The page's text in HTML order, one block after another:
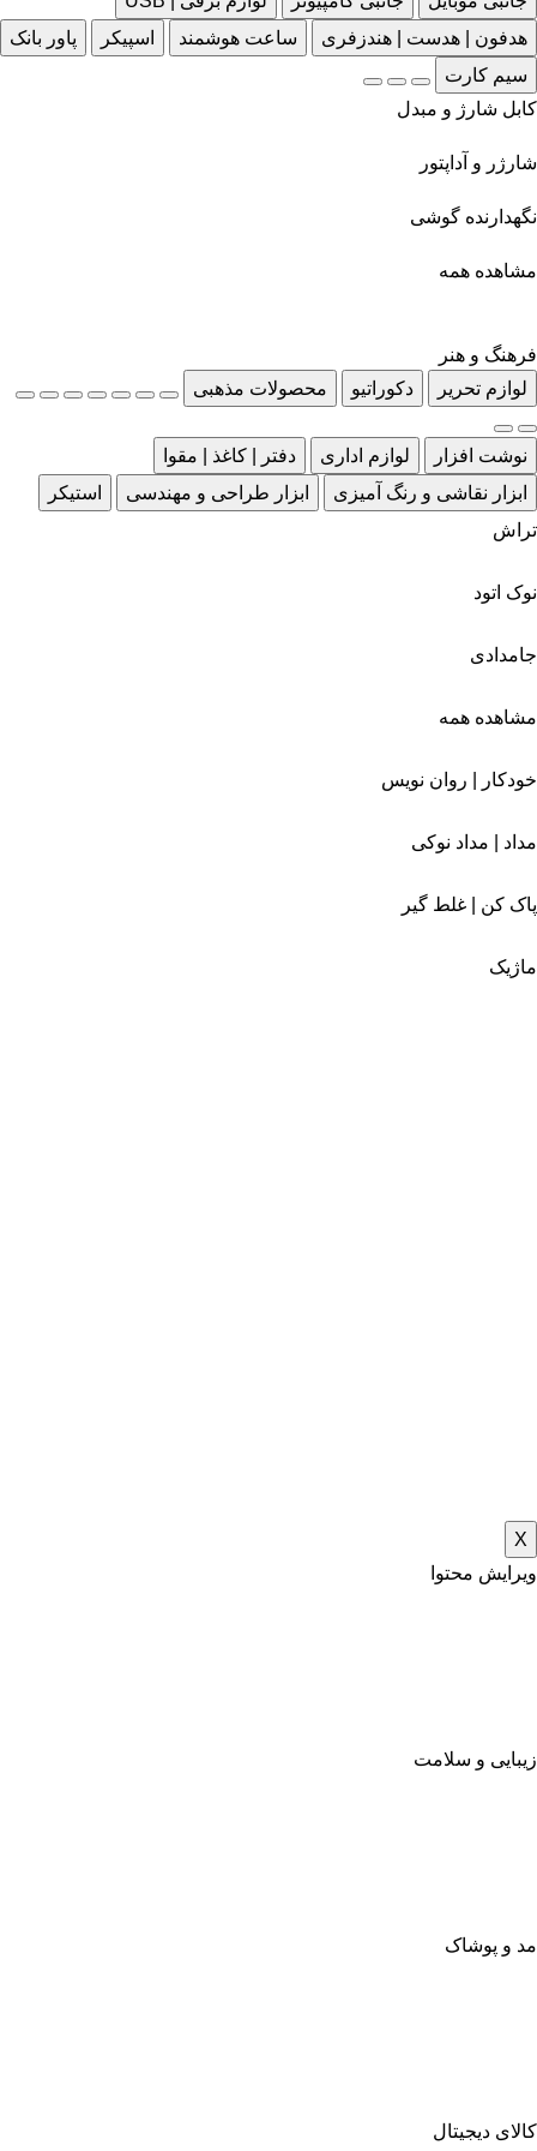
هدفون | هدست | هندزفری
ساعت هوشمند اسپیکر
پاور بانک
سیم کارت
کابل شارژ و مبدل
شارژر و آداپتور
نگهدارنده گوشی
مشاهده همه
فرهنگ و هنر
لوازم تحریر
دکوراتیو محصولات مذهبی
نوشت افزار لوازم اداری
دفتر | کاغذ | مقوا
ابزار نقاشی و رنگ آمیزی
ابزار طراحی و مهندسی
استیکر
تراش
نوک اتود
جامدادی
مشاهده همه
خودکار | روان نویس
مداد | مداد نوکی
پاک کن | غلط گیر
ماژیک
X
ویرایش محتوا
زیبایی و سلامت
مد و پوشاک
کالای دیجیتال